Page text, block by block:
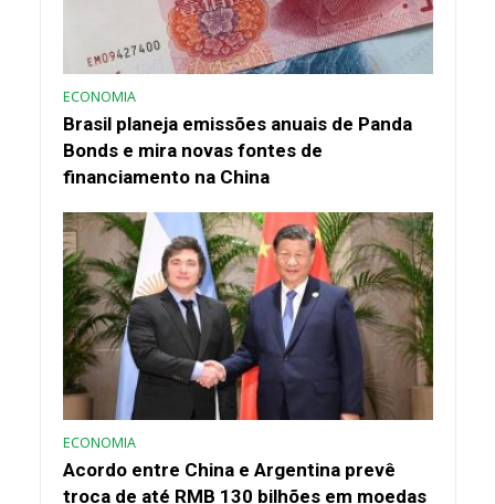
ECONOMIA
Brasil planeja emissões anuais de Panda
Bonds e mira novas fontes de
financiamento na China
ECONOMIA
Acordo entre China e Argentina prevê
troca de até RMB 130 bilhões em moedas